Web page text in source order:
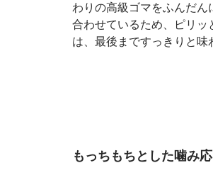
わりの高級ゴマをふんだ
合わせているため、ピリ
は、最後まですっきりと味
もっちもちとした噛み